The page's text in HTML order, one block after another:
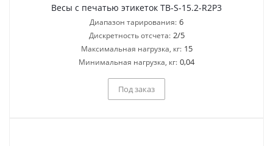
Весы с печатью этикеток TB-S-15.2-R2P3
Диапазон тарирования: 6
Дискретность отсчета: 2/5
Максимальная нагрузка, кг: 15
Минимальная нагрузка, кг: 0,04
Под заказ